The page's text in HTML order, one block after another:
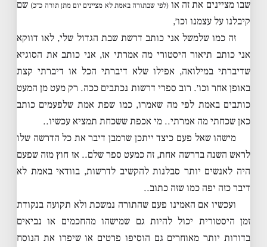
שבו מציינים את זה או(לפי שבתורה באמת לא מציינים יום מתן תורה כ״כ) שם
קיבלנו על עצמנו וכו׳,
זה כמו שלמשל אני כותב דרשת שבת הגדול שלי, לאו דווקא
אני כותב תיאור היסטורי מה אמרתי אז, אני כותב את הסוגיא
שדיברתי במילואה, אפילו שלא דיברתי הכל או דיברתי קצת
באופן אחר וכו׳. רוב ספרי דרשות נכתבים ככה. רק מעט מן המעט
כותבים באמת לפי מה שאמרו, כמו שפת אמת שלפעמים כותב
כאן שכחתי מה אמרתי.. מי אכפת ששכחת תמציא עכשיו..
מישהו שאל פעם כיצד ייתכן שרמבן דיבר את כל הדרשה שלו
לראש השנה בדרשה אחת, זה כמעט ספר שלם.. אז חוץ מזה שפעם
היה לאנשים יותר סבלנות להקשיב לדרשות, בוודאי באמת לא
דיבר כזה יפה כמו שזה כתוב..
ועכשיו אם האמינו פעם שהתורה נמשכת ולא תקועה בנקודת
זמן היסטורית יכול להיות גם שמישהו מהחכמים או נביאים
בדורות יותר מאוחרים גם הוסיפו פרטים או שיפרו את הנוסח